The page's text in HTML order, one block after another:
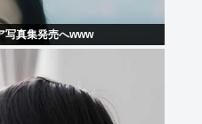
写真集発売へwww